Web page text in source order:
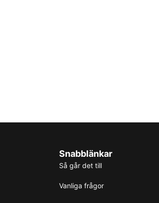
Snabblänkar
Så går det till
Vanliga frågor